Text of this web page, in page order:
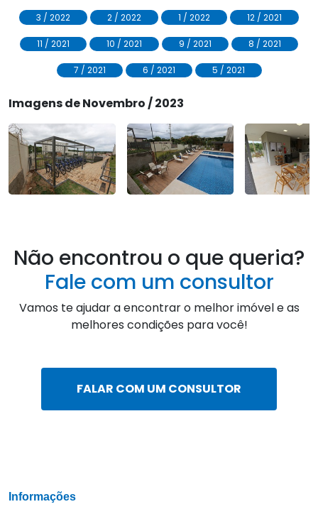
3 / 2022 2 / 2022 1 / 2022 12 / 2021
11 / 2021 10 / 2021 9 / 2021 8 / 2021
7 / 2021 6 / 2021 5 / 2021
Imagens de Novembro / 2023
Não encontrou o que queria?
Fale com um consultor
Vamos te ajudar a encontrar o melhor imóvel e as
melhores condições para você!
FALAR COM UM CONSULTOR
Informações